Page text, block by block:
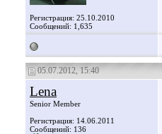
Регистрация: 25.10.2010
Сообщений: 1,635
05.07.2012, 15:40
Lena
Senior Member
Регистрация: 14.06.2011
Сообщений: 136